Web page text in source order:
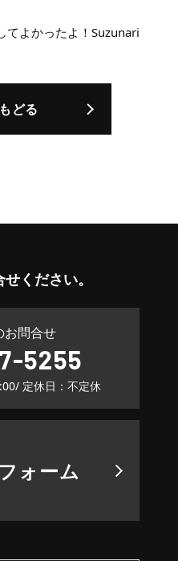
てよかったよ！Suzunari
どる
ください。
お問合せ
5255
/ 定休日：不定休
ォーム